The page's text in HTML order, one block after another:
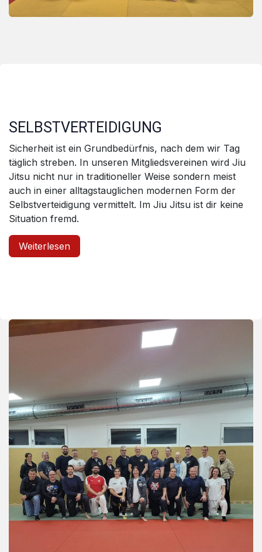
SELBSTVERTEIDIGUNG
Sicherheit ist ein Grundbedürfnis, nach dem wir Tag
täglich streben. In unseren Mitgliedsvereinen wird Jiu
Jitsu nicht nur in traditioneller Weise sondern meist
auch in einer alltagstauglichen modernen Form der
Selbstverteidigung vermittelt. Im Jiu Jitsu ist dir keine
Situation fremd.
Weiterlesen